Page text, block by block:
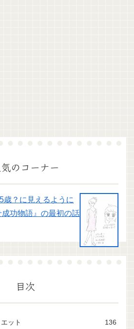
のコーナー
歳？に見えるように
功物語』の最初の話
目次
ット 136